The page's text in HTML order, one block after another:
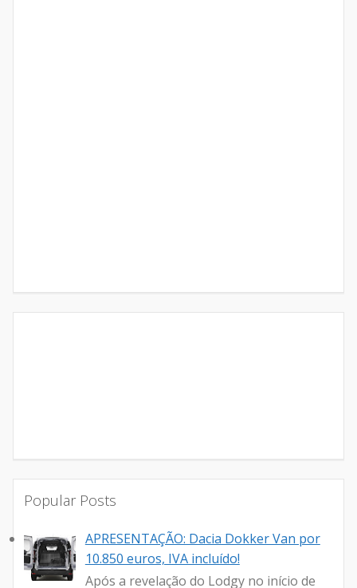
Popular Posts
APRESENTAÇÃO: Dacia Dokker Van por
10.850 euros, IVA incluído!
Após a revelação do Lodgy no início de